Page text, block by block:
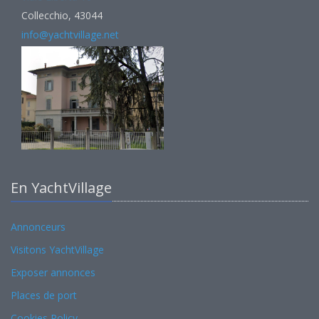
Collecchio, 43044
info@yachtvillage.net
En YachtVillage
Annonceurs
Visitons YachtVillage
Exposer annonces
Places de port